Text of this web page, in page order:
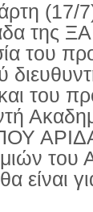
(17/
της
του
του
είναι